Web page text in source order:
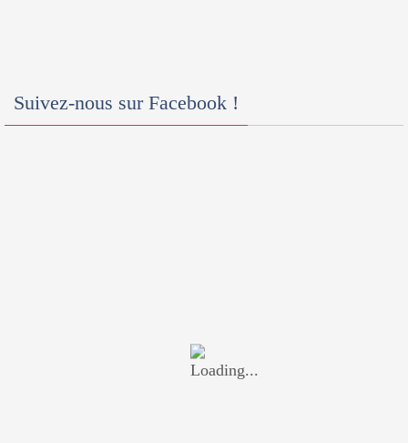
Suivez-nous sur Facebook !